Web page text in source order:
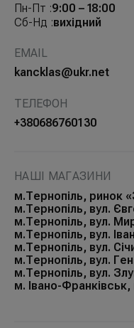
Пн-Пт :9:00 – 18:00
Сб-Нд :вихідний
EMAIL
kancklas@ukr.net
ТЕЛЕФОН
+380686760130
НАШІ МАГАЗИНИ
м.Тернопіль, ринок
м.Тернопіль, вул.
м.Тернопіль, вул.
м.Тернопіль, вул.
м.Тернопіль, вул.
м.Тернопіль, вул.
м.Тернопіль, вул.
м. Івано-